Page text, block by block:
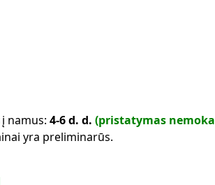
namus: 4-6 d. d. (pristatymas
yra preliminarūs.